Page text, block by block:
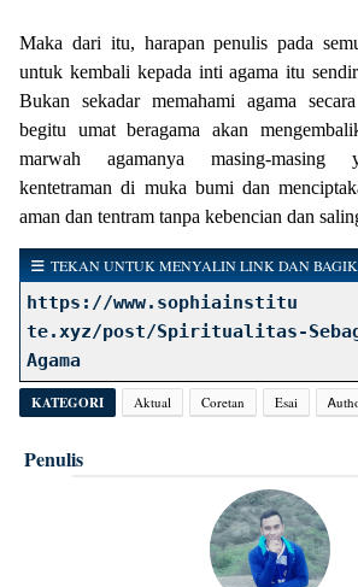
Maka dari itu, harapan penulis pada
untuk kembali kepada inti agama itu
Bukan sekadar memahami agama
begitu umat beragama akan
marwah agamanya masing-masing
kentetraman di muka bumi dan
aman dan tentram tanpa kebencian dan
TEKAN UNTUK MENYALIN LINK DAN
https://www.sophiainstitu
te.xyz/post/Spiritualitas-
Agama
KATEGORI Aktual Coretan Esai
Penulis